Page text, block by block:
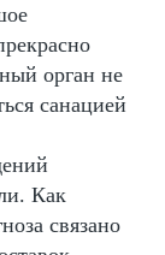
орган не
санацией
Как
связано